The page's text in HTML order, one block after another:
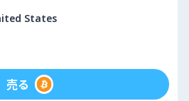
States
売る